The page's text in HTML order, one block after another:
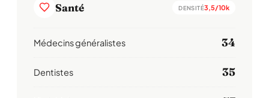
Santé DENSITÉ3,5/10k
Médecins généralistes 34
Dentistes 35